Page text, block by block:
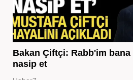
Bakan Çiftçi: Rabb'im
nasip et